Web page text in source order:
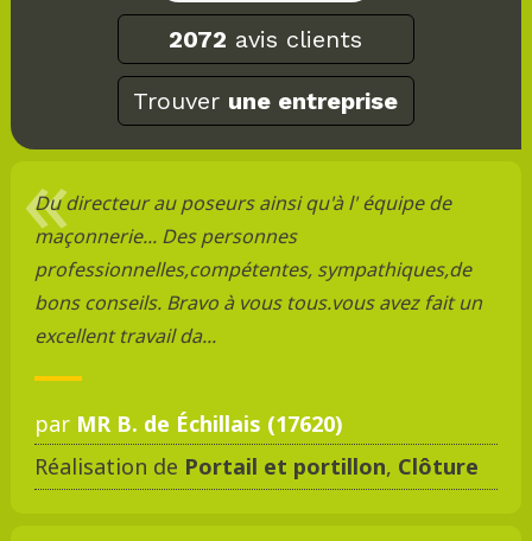
2072 avis clients
Trouver une entreprise
Du directeur au poseurs ainsi qu'à l' équipe de
maçonnerie... Des personnes
professionnelles,compétentes, sympathiques,de
bons conseils. Bravo à vous tous.vous avez fait un
excellent travail da...
par MR B. de Échillais (17620)
Réalisation de Portail et portillon, Clôture